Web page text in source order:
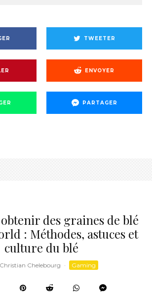
TWEETER
ENVOYER
PARTAGER
des graines de blé
: Méthodes, astuces et
culture du blé
Christian Chelebourg · Gaming